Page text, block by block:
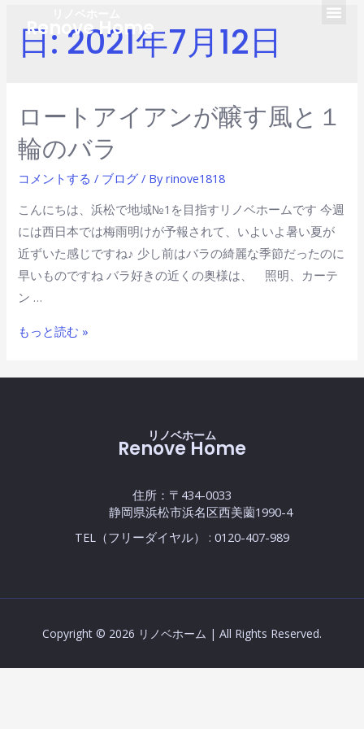
Renove Home
日: 2021年7月12日
ロートアイアンが醸す風と１
輪のバラ
コメントする / ブログ / Byrinove1818
こんにちは、浜松で地域№1を目指すリノベホームです 今週
には西日本では梅雨明けが予報されて、いよいよ暑い夏が
近ずいた感じですね♪ 少し前はバラの綺麗な季節だったのに
早いものですね バラ好きの近くの奥様は、 照明、カーテ
ン …
もっと読む »
リノベホーム
Renove Home
住所：〒434-0033
静岡県浜松市浜名区西美薗1990-4
TEL（フリーダイヤル） : 0120-407-989
Copyright © 2026 リノベホーム | All Rights Reserved.